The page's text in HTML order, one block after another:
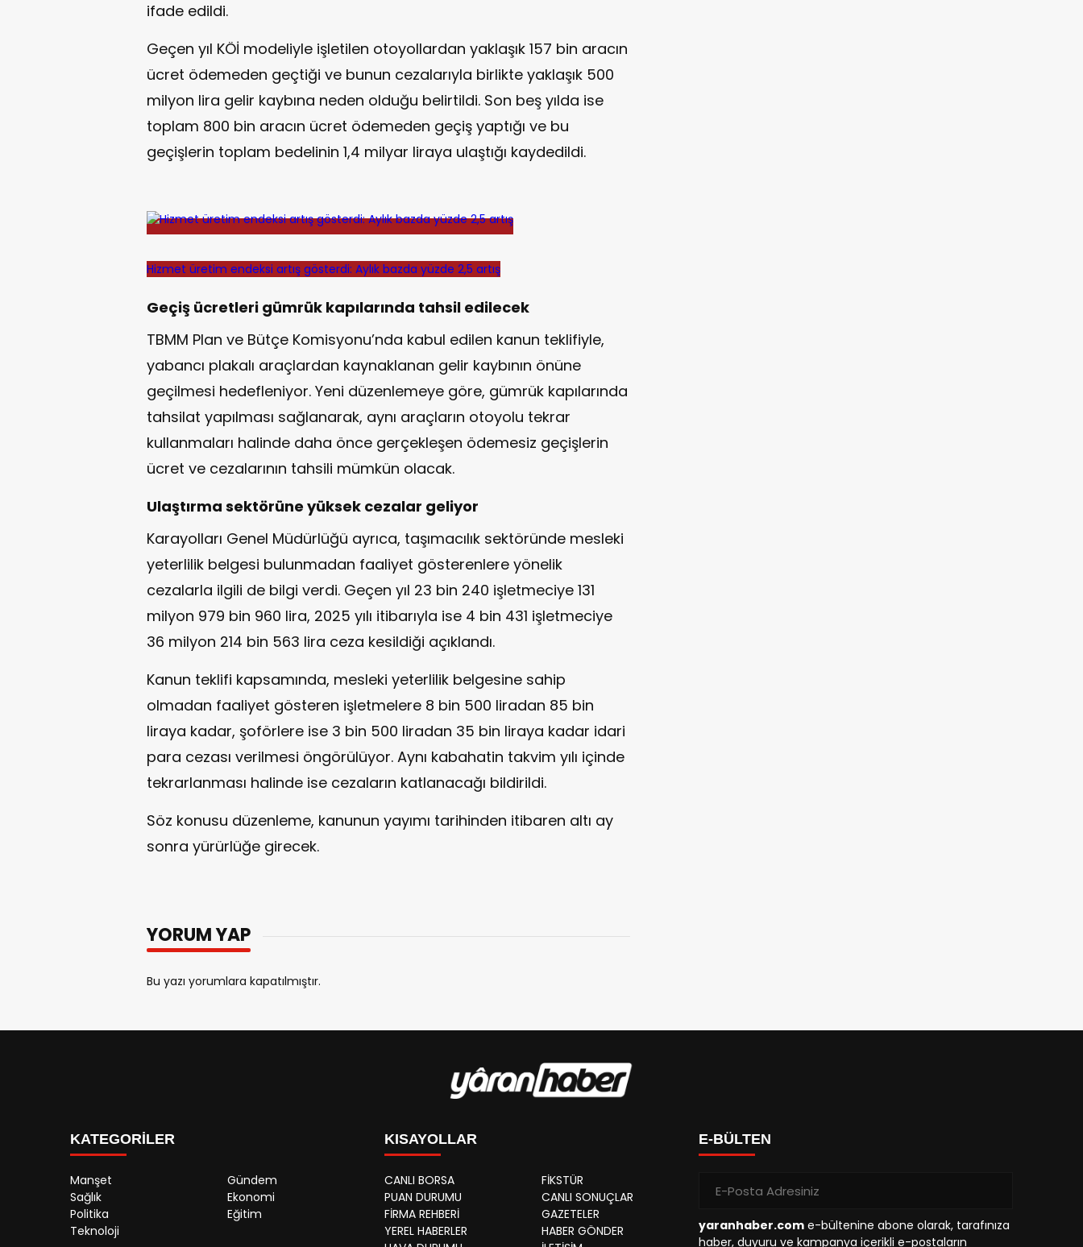
ifade edildi.
Geçen yıl KÖİ modeliyle işletilen otoyollardan yaklaşık 157 bin aracın
ücret ödemeden geçtiği ve bunun cezalarıyla birlikte yaklaşık 500
milyon lira gelir kaybına neden olduğu belirtildi. Son beş yılda ise
toplam 800 bin aracın ücret ödemeden geçiş yaptığı ve bu
geçişlerin toplam bedelinin 1,4 milyar liraya ulaştığı kaydedildi.
Hizmet üretim endeksi artış gösterdi: Aylık bazda yüzde 2,5 artış
Geçiş ücretleri gümrük kapılarında tahsil edilecek
TBMM Plan ve Bütçe Komisyonu’nda kabul edilen kanun teklifiyle,
yabancı plakalı araçlardan kaynaklanan gelir kaybının önüne
geçilmesi hedefleniyor. Yeni düzenlemeye göre, gümrük kapılarında
tahsilat yapılması sağlanarak, aynı araçların otoyolu tekrar
kullanmaları halinde daha önce gerçekleşen ödemesiz geçişlerin
ücret ve cezalarının tahsili mümkün olacak.
Ulaştırma sektörüne yüksek cezalar geliyor
Karayolları Genel Müdürlüğü ayrıca, taşımacılık sektöründe mesleki
yeterlilik belgesi bulunmadan faaliyet gösterenlere yönelik
cezalarla ilgili de bilgi verdi. Geçen yıl 23 bin 240 işletmeciye 131
milyon 979 bin 960 lira, 2025 yılı itibarıyla ise 4 bin 431 işletmeciye
36 milyon 214 bin 563 lira ceza kesildiği açıklandı.
Kanun teklifi kapsamında, mesleki yeterlilik belgesine sahip
olmadan faaliyet gösteren işletmelere 8 bin 500 liradan 85 bin
liraya kadar, şoförlere ise 3 bin 500 liradan 35 bin liraya kadar idari
para cezası verilmesi öngörülüyor. Aynı kabahatin takvim yılı içinde
tekrarlanması halinde ise cezaların katlanacağı bildirildi.
Söz konusu düzenleme, kanunun yayımı tarihinden itibaren altı ay
sonra yürürlüğe girecek.
YORUM YAP
Bu yazı yorumlara kapatılmıştır.
KATEGORİLER
Manşet
Gündem
Sağlık
Ekonomi
Politika
Eğitim
Teknoloji
KISAYOLLAR
CANLI BORSA
FİKSTÜR
PUAN DURUMU
CANLI SONUÇLAR
FİRMA REHBERİ
GAZETELER
YEREL HABERLER
HABER GÖNDER
E-BÜLTEN
yaranhaber.com e-bültenine abone olarak, tarafınıza
haber, duyuru ve kampanya içerikli e-postaların